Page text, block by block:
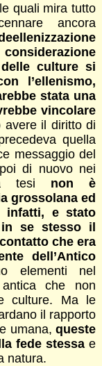
quali mira tutto
ancora
culture si
l’ellenismo,
stata una
vincolare
avere il diritto di
quella
messaggio del
di nuovo nei
tesi non è
grossolana ed
infatti, e stato
se stesso il
che era
dell’Antico
elementi nel
che non
culture. Ma le
il rapporto
umana,queste
fede stessae
natura.